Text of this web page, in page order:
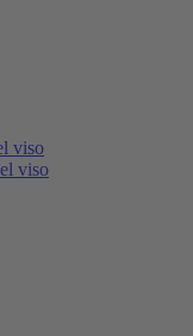
viso
viso